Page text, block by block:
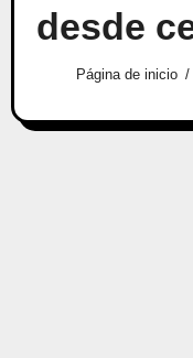
desde
Página de inicio